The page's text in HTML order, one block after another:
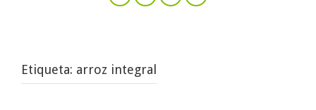
Etiqueta: arroz integral